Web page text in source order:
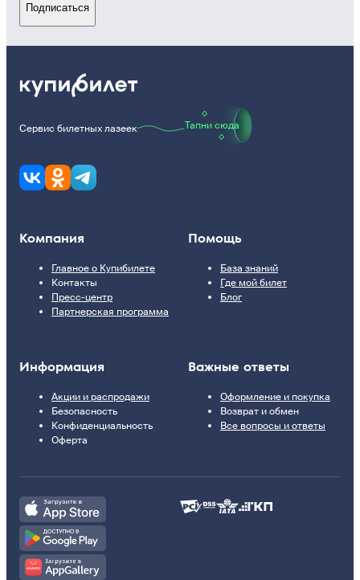
Подписаться
Сервис билетных лазеек Тапни сюда
Компания
Главное о Купибилете
Контакты
Пресс-центр
Партнерская программа
Помощь
База знаний
Где мой билет
Блог
Информация
Акции и распродажи
Безопасность
Конфиденциальность
Оферта
Важные ответы
Оформление и покупка
Возврат и обмен
Все вопросы и ответы